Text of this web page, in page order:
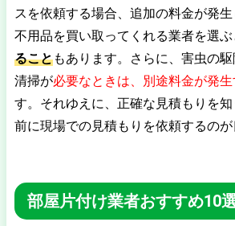
スを依頼する場合、追加の料金が発生
不用品を買い取ってくれる業者を選ぶ
ることもあります。さらに、害虫の
清掃が必要なときは、別途料金が発生
す。それゆえに、正確な見積もりを
前に現場での見積もりを依頼するのが
部屋片付け業者おすすめ10